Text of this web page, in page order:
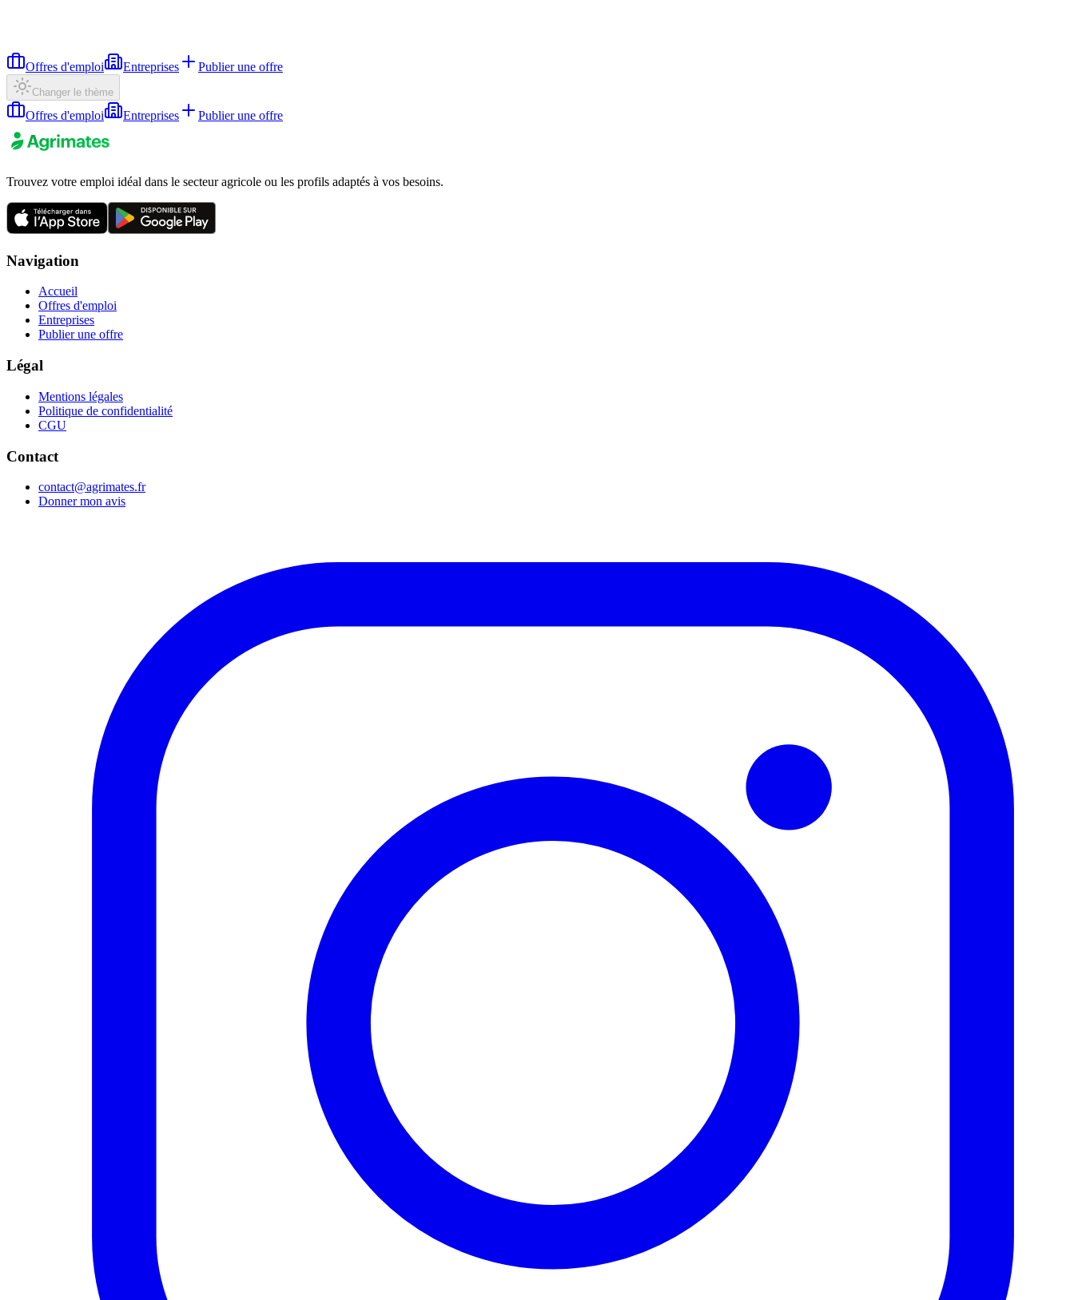
Offres d'emploi Entreprises Publier une offre
Changer le thème
Offres d'emploi Entreprises Publier une offre
Trouvez votre emploi idéal dans le secteur agricole ou les profils adaptés à vos besoins.
Navigation
Accueil
Offres d'emploi
Entreprises
Publier une offre
Légal
Mentions légales
Politique de confidentialité
CGU
Contact
contact@agrimates.fr
Donner mon avis